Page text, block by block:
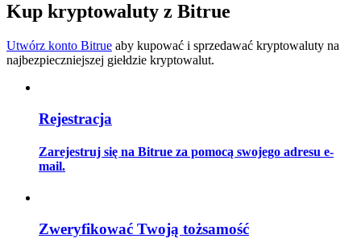
Analiza Big Data, w tym informacje handlowe itp.
Przewodnik
Kup kryptowaluty z Bitrue
Utwórz konto Bitrue aby kupować i sprzedawać kryptowaluty na
najbezpieczniejszej giełdzie kryptowalut.
Rejestracja
Zarejestruj się na Bitrue za pomocą swojego adresu e-
mail.
Zweryfikować Twoją tożsamość